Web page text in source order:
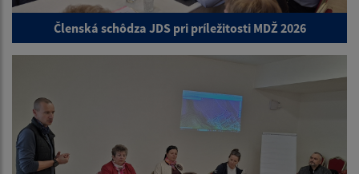
Členská schôdza JDS pri príležitosti MDŽ 2026